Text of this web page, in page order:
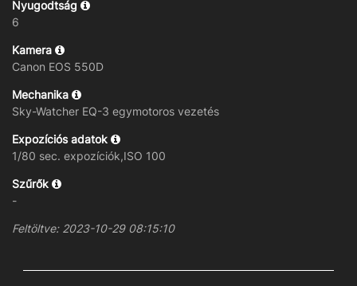
Nyugodtság
6
Kamera
Canon EOS 550D
Mechanika
Sky-Watcher EQ-3 egymotoros vezetés
Expozíciós adatok
1/80 sec. expozíciók,ISO 100
Szűrők
-
Feltöltve: 2023-10-29 08:15:10